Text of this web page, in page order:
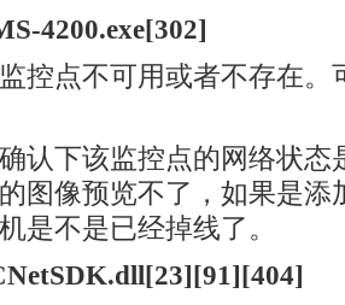
4200.exe[302]
点不可用或者不存在。
下该监控点的网络状态
图像预览不了，如果是添
是不是已经掉线了。